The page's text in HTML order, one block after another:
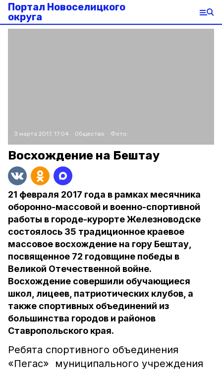
Портал Новоселицкого
округа
3 марта 2017, 17:04 Общество Фото:
Восхождение на Бештау
21 февраля 2017 года в рамках месячника
оборонно-массовой и военно-спортивной
работы в городе-курорте Железноводске
состоялось 35 традиционное краевое
массовое восхождение на гору Бештау,
посвященное 72 годовщине победы в
Великой Отечественной войне.
Восхождение совершили обучающиеся
школ, лицеев, патриотических клубов, а
также спортивных объединений из
большинства городов и районов
Ставропольского края.
Ребята спортивного объединения
«Пегас» муниципального учреждения